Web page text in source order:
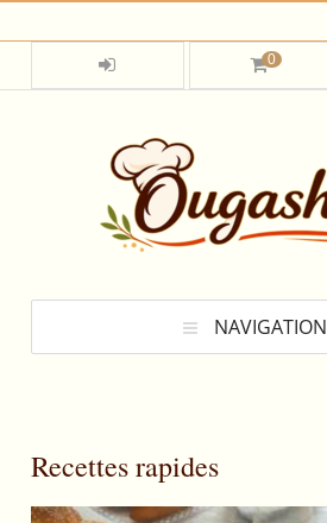
0
NAVIGATION
Recettes rapides